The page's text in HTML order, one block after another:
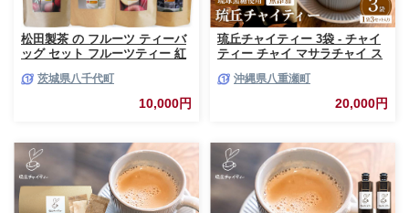
松田製茶 の フルーツ ティーバ
ッグ セット フルーツティー 紅
ラックス 疲労回復 ティー ふる
さと納税 10000円 [AF142ya]
茨城県八千代町
10,000円
琉丘チャイティー 3袋 - チャイ
ティー チャイ マサラチャイ ス
ティーパック お手軽 簡単 人気
おすすめ 無添加 無農薬 黒糖 国
産 自然の恵み 優しい 味わい 沖
沖縄県八重瀬町
20,000円